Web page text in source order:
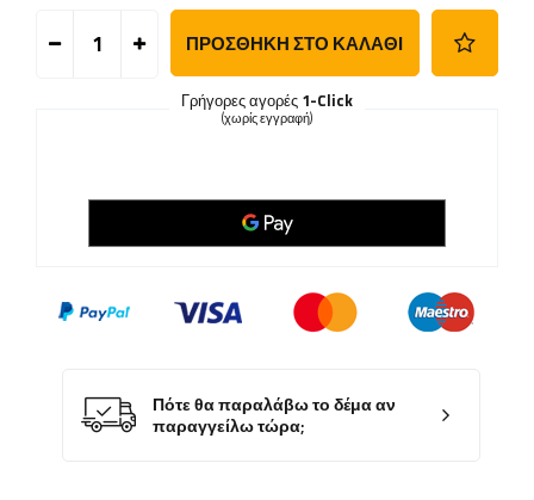
ΠΡΟΣΘΉΚΗ ΣΤΟ ΚΑΛΆΘΙ
Γρήγορες αγορές 1-Click
(χωρίς εγγραφή)
Πότε θα παραλάβω το δέμα αν
παραγγείλω τώρα;